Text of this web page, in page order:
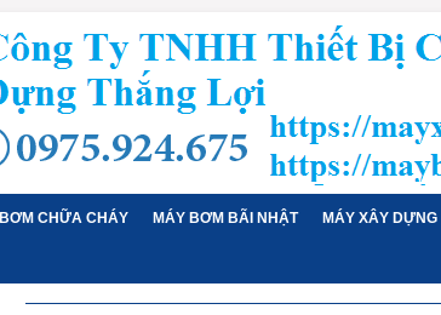
BƠM CHỮA CHÁY MÁY BƠM BÃI NHẬT MÁY XÂY DỰNG